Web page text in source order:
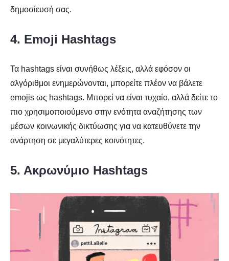
δημοσίευσή σας.
4. Emoji Hashtags
Τα hashtags είναι συνήθως λέξεις, αλλά εφόσον οι
αλγόριθμοι ενημερώνονται, μπορείτε πλέον να βάλετε
emojis ως hashtags. Μπορεί να είναι τυχαίο, αλλά δείτε το
πιο χρησιμοποιούμενο στην ενότητα αναζήτησης των
μέσων κοινωνικής δικτύωσης για να κατευθύνετε την
ανάρτηση σε μεγαλύτερες κοινότητες.
5. Ακρωνύμιο Hashtags